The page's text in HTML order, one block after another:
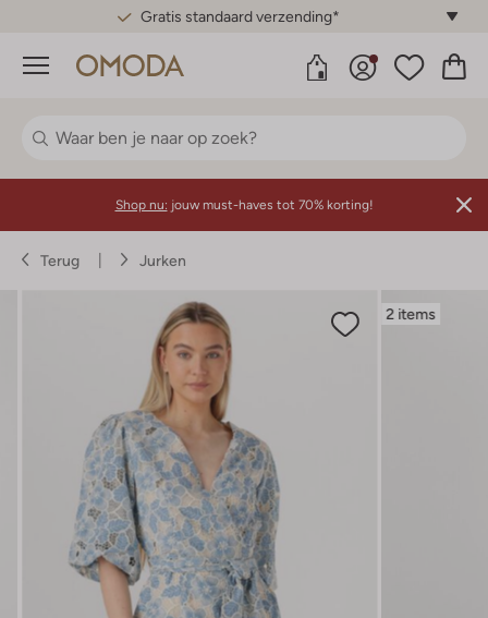
Gratis standaard verzending*
Menu
Shop nu: jouw must-haves tot 70% korting!
Terug Jurken
2 items